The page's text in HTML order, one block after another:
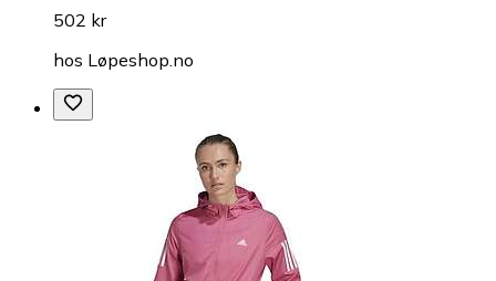
502 kr
hos Løpeshop.no